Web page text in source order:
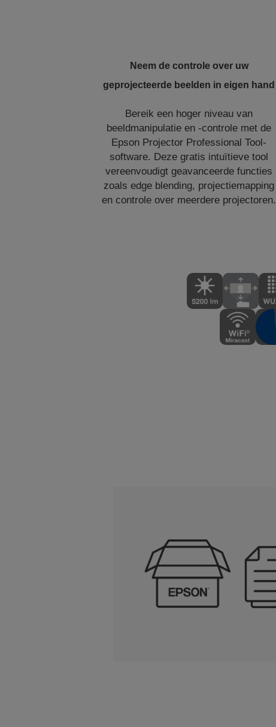
Neem de controle over uw
geprojecteerde beelden in eigen hand
Bereik een hoger niveau van
beeldmanipulatie en -controle met de
Epson Projector Professional Tool-
software. Deze gratis intuïtieve tool
vereenvoudigt geavanceerde functies
zoals edge blending, projectiemapping
en controle over meerdere projectoren.